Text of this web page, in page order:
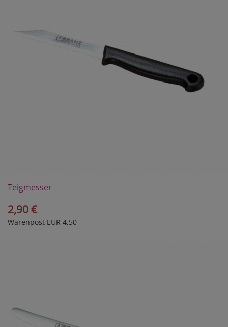
Teigmesser
2,90 €
Warenpost EUR 4,50